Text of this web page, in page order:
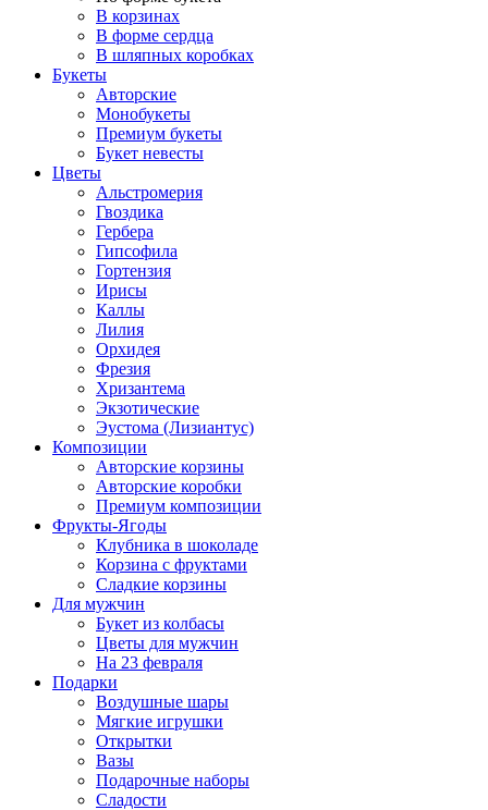
В корзинах
В форме сердца
В шляпных коробках
Букеты
Авторские
Монобукеты
Премиум букеты
Букет невесты
Цветы
Альстромерия
Гвоздика
Гербера
Гипсофила
Гортензия
Ирисы
Каллы
Лилия
Орхидея
Фрезия
Хризантема
Экзотические
Эустома (Лизиантус)
Композиции
Авторские корзины
Авторские коробки
Премиум композиции
Фрукты-Ягоды
Клубника в шоколаде
Корзина с фруктами
Сладкие корзины
Для мужчин
Букет из колбасы
Цветы для мужчин
На 23 февраля
Подарки
Воздушные шары
Мягкие игрушки
Открытки
Вазы
Подарочные наборы
Сладости